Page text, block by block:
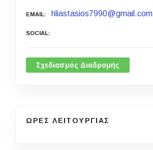
EMAIL hliastasios7990@gmail.com
SOCIAL
Σχεδιασμός Διαδρομής
ΩΡΕΣ ΛΕΙΤΟΥΡΓΙΑΣ